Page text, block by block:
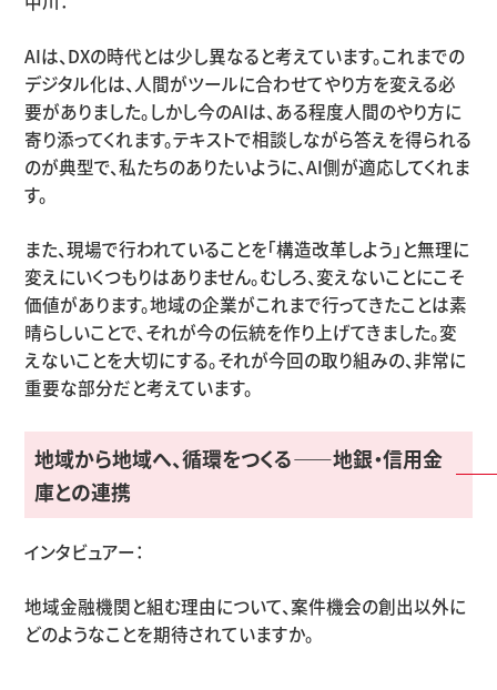
AIは、DXの時代とは少し異なると考えています。これまでの
デジタル化は、人間がツールに合わせてやり方を変える必
要がありました。しかし今のAIは、ある程度人間のやり方に
寄り添ってくれます。テキストで相談しながら答えを得られる
のが典型で、私たちのありたいように、AI側が適応してくれま
す。
また、現場で行われていることを「構造改革しよう」と無理に
変えにいくつもりはありません。むしろ、変えないことにこそ
価値があります。地域の企業がこれまで行ってきたことは素
晴らしいことで、それが今の伝統を作り上げてきました。変
えないことを大切にする。それが今回の取り組みの、非常に
重要な部分だと考えています。
地域から地域へ、循環をつくる——地銀・信用金
庫との連携
インタビュアー：
地域金融機関と組む理由について、案件機会の創出以外に
どのようなことを期待されていますか。